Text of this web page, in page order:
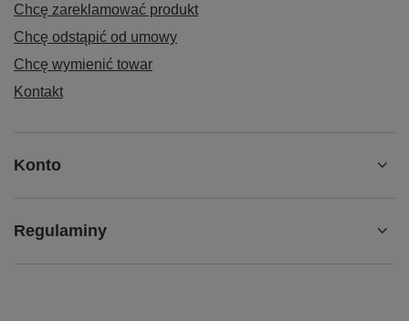
Chcę zareklamować produkt
Chcę odstąpić od umowy
Chcę wymienić towar
Kontakt
Konto
Regulaminy